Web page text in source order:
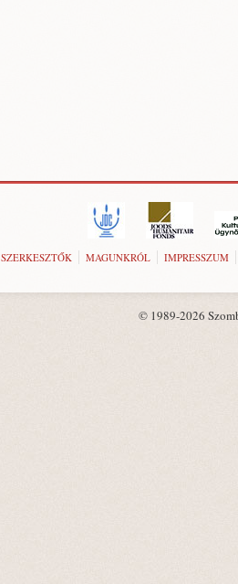
SZERKESZTŐK MAGUNKRÓL IMPRESSZUM
© 1989-2026